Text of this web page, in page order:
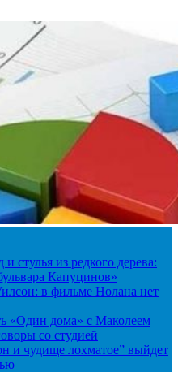
стулья из редкого дерева:
Капуцинов»
в фильме Нолана нет
«Один дома» с Маколеем
со студией
и чудище лохматое” выйдет